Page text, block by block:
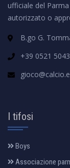
ufficiale del
autorizzato o
B.go G.
+39 0521
I tifosi
Boys
Associazione